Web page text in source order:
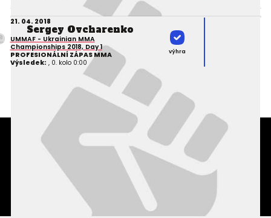
21. 04. 2018
Sergey Ovcharenko
UMMAF - Ukrainian MMA
Championships 2018, Day 1
PROFESIONÁLNÍ ZÁPAS MMA
Výsledek: , 0. kolo 0:00
výhra
Podmínky užití webového rozhraní
Souhlas s používáním osobních údajů
Statistiky
Kontakty